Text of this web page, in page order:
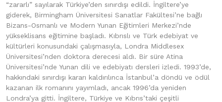
“zararlı” sayılarak Türkiye’den sınırdışı edildi. İngiltere’ye
giderek, Birmingham Üniversitesi Sanatlar Fakültesi’ne bağlı
Bizans-Osmanlı ve Modern Yunan Eğitimleri Merkezi’nde
yükseklisans eğitimine başladı. Kıbrıslı ve Türk edebiyat ve
kültürleri konusundaki çalışmasıyla, Londra Middlesex
Üniversitesi’nden doktora derecesi aldı. Bir süre Atina
Üniversitesi’nde Yunan dili ve edebiyatı dersleri izledi. 1993’de,
hakkındaki sınırdışı kararı kaldırılınca İstanbul’a döndü ve ödül
kazanan ilk romanını yayımladı, ancak 1996’da yeniden
Londra’ya gitti. İngiltere, Türkiye ve Kıbrıs’taki çeşitli